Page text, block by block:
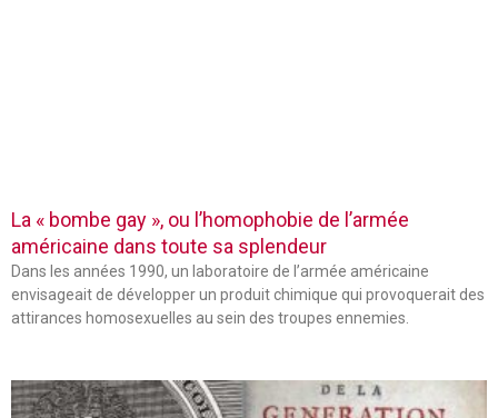
La « bombe gay », ou l’homophobie de l’armée
américaine dans toute sa splendeur
Dans les années 1990, un laboratoire de l’armée américaine
envisageait de développer un produit chimique qui provoquerait des
attirances homosexuelles au sein des troupes ennemies.